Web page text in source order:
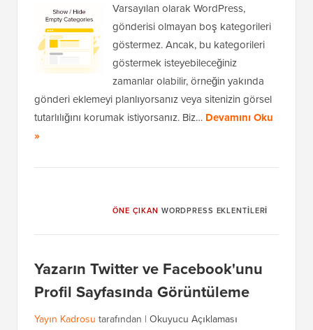
Varsayılan olarak WordPress,
gönderisi olmayan boş kategorileri
göstermez. Ancak, bu kategorileri
göstermek isteyebileceğiniz
zamanlar olabilir, örneğin yakında
gönderi eklemeyi planlıyorsanız veya sitenizin görsel
tutarlılığını korumak istiyorsanız. Biz… Devamını Oku
»
ÖNE ÇIKAN WORDPRESS EKLENTILERI
Yazarın Twitter ve Facebook'unu
Profil Sayfasında Görüntüleme
Yayın Kadrosu tarafından | Okuyucu Açıklaması